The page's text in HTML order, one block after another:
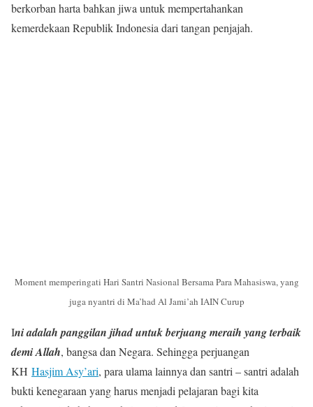
berkorban harta bahkan jiwa untuk mempertahankan
kemerdekaan Republik Indonesia dari tangan penjajah.
Moment memperingati Hari Santri Nasional Bersama Para Mahasiswa, yang
juga nyantri di Ma’had Al Jami’ah IAIN Curup
Ini adalah panggilan jihad untuk berjuang meraih yang terbaik
demi Allah, bangsa dan Negara. Sehingga perjuangan
KH Hasjim Asy’ari, para ulama lainnya dan santri – santri adalah
bukti kenegaraan yang harus menjadi pelajaran bagi kita